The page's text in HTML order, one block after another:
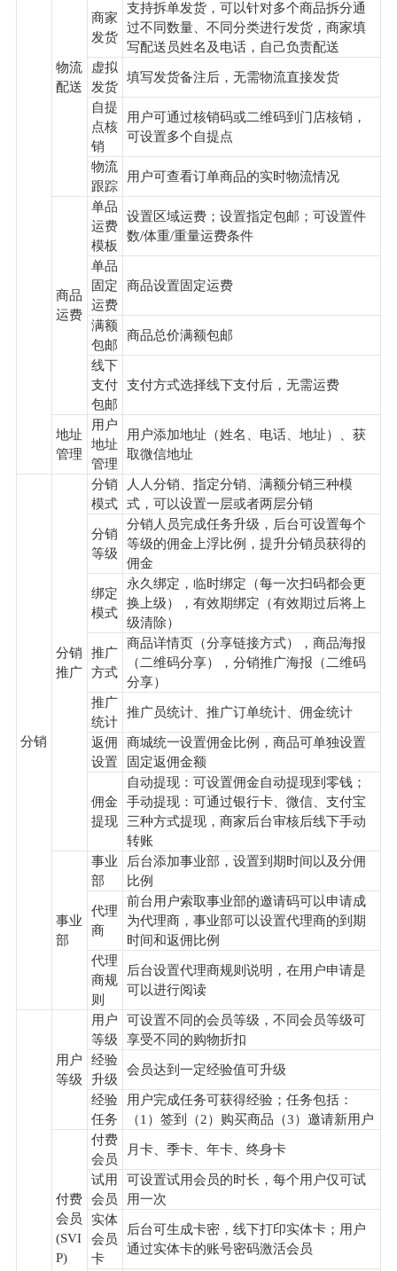
物流
配送
商家
发货
支持拆单发货，可以针对多个商品拆分通
过不同数量、不同分类进行发货，商家填
写配送员姓名及电话，自己负责配送
虚拟
发货
填写发货备注后，无需物流直接发货
自提
点核
销
用户可通过核销码或二维码到门店核销，
可设置多个自提点
物流
跟踪
用户可查看订单商品的实时物流情况
商品
运费
单品
运费
模板
设置区域运费；设置指定包邮；可设置件
数/体重/重量运费条件
单品
固定
运费
商品设置固定运费
满额
包邮
商品总价满额包邮
线下
支付
包邮
支付方式选择线下支付后，无需运费
地址
管理
用户
地址
管理
用户添加地址（姓名、电话、地址）、获
取微信地址
分销
分销
推广
分销
模式
人人分销、指定分销、满额分销三种模
式，可以设置一层或者两层分销
分销
等级
分销人员完成任务升级，后台可设置每个
等级的佣金上浮比例，提升分销员获得的
佣金
绑定
模式
永久绑定，临时绑定（每一次扫码都会更
换上级），有效期绑定（有效期过后将上
级清除）
推广
方式
商品详情页（分享链接方式），商品海报
（二维码分享），分销推广海报（二维码
分享）
推广
统计
推广员统计、推广订单统计、佣金统计
返佣
设置
商城统一设置佣金比例，商品可单独设置
固定返佣金额
佣金
提现
自动提现：可设置佣金自动提现到零钱；
手动提现：可通过银行卡、微信、支付宝
三种方式提现，商家后台审核后线下手动
转账
事业
部
事业
部
后台添加事业部，设置到期时间以及分佣
比例
代理
商
前台用户索取事业部的邀请码可以申请成
为代理商，事业部可以设置代理商的到期
时间和返佣比例
代理
商规
则
后台设置代理商规则说明，在用户申请是
可以进行阅读
用户
等级
用户
等级
可设置不同的会员等级，不同会员等级可
享受不同的购物折扣
经验
升级
会员达到一定经验值可升级
经验
任务
用户完成任务可获得经验；任务包括：
（1）签到（2）购买商品（3）邀请新用户
付费
会员
(SVI
P)
付费
会员
月卡、季卡、年卡、终身卡
试用
会员
可设置试用会员的时长，每个用户仅可试
用一次
实体
会员
卡
后台可生成卡密，线下打印实体卡；用户
通过实体卡的账号密码激活会员